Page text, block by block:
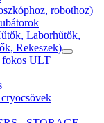
robothoz)
Laborhűtők,
Rekeszek)
fokos ULT